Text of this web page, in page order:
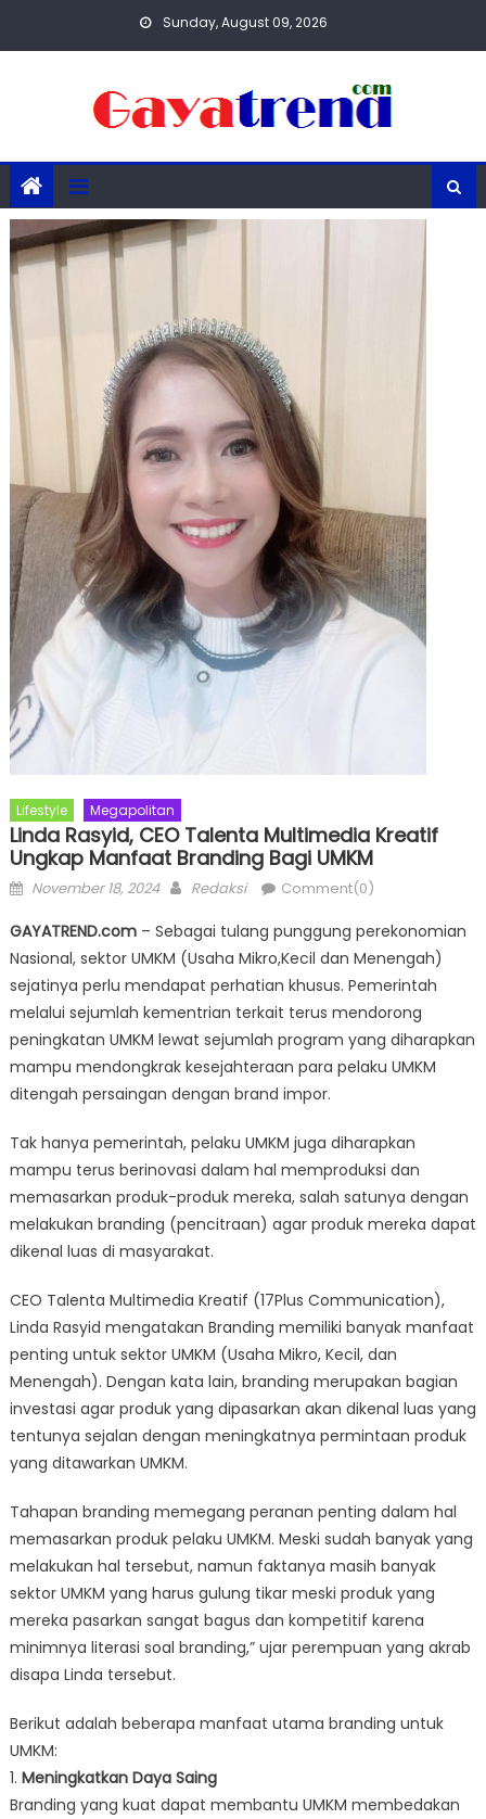
Sunday, August 09, 2026
Lifestyle Megapolitan
Linda Rasyid, CEO Talenta Multimedia Kreatif
Ungkap Manfaat Branding Bagi UMKM
Posted
November 18, 2024 Author
Redaksi Comment(0)
GAYATREND.com– Sebagai tulang punggung perekonomian
Nasional, sektor UMKM (Usaha Mikro,Kecil dan Menengah)
sejatinya perlu mendapat perhatian khusus. Pemerintah
melalui sejumlah kementrian terkait terus mendorong
peningkatan UMKM lewat sejumlah program yang diharapkan
mampu mendongkrak kesejahteraan para pelaku UMKM
ditengah persaingan dengan brand impor.
Tak hanya pemerintah, pelaku UMKM juga diharapkan
mampu terus berinovasi dalam hal memproduksi dan
memasarkan produk-produk mereka, salah satunya dengan
melakukan branding (pencitraan) agar produk mereka dapat
dikenal luas di masyarakat.
CEO Talenta Multimedia Kreatif (17Plus Communication),
Linda Rasyid mengatakan Branding memiliki banyak manfaat
penting untuk sektor UMKM (Usaha Mikro, Kecil, dan
Menengah). Dengan kata lain, branding merupakan bagian
investasi agar produk yang dipasarkan akan dikenal luas yang
tentunya sejalan dengan meningkatnya permintaan produk
yang ditawarkan UMKM.
Tahapan branding memegang peranan penting dalam hal
memasarkan produk pelaku UMKM. Meski sudah banyak yang
melakukan hal tersebut, namun faktanya masih banyak
sektor UMKM yang harus gulung tikar meski produk yang
mereka pasarkan sangat bagus dan kompetitif karena
minimnya literasi soal branding,” ujar perempuan yang akrab
disapa Linda tersebut.
Berikut adalah beberapa manfaat utama branding untuk
UMKM:
1. Meningkatkan Daya Saing
Branding yang kuat dapat membantu UMKM membedakan